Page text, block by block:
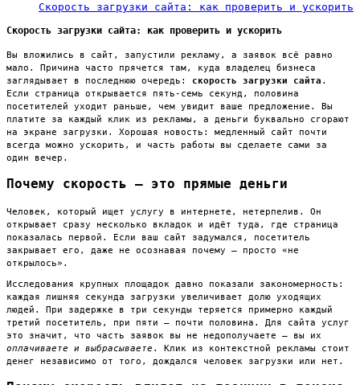
Скорость загрузки сайта: как проверить и ускорить
Скорость загрузки сайта: как проверить и ускорить
Вы вложились в сайт, запустили рекламу, а заявок всё равно
мало. Причина часто прячется там, куда владелец бизнеса
заглядывает в последнюю очередь: скорость загрузки сайта .
Если страница открывается пять-семь секунд, половина
посетителей уходит раньше, чем увидит ваше предложение. Вы
платите за каждый клик из рекламы, а деньги буквально сгорают
на экране загрузки. Хорошая новость: медленный сайт почти
всегда можно ускорить, и часть работы вы сделаете сами за
один вечер.
Почему скорость — это прямые деньги
Человек, который ищет услугу в интернете, нетерпелив. Он
открывает сразу несколько вкладок и идёт туда, где страница
показалась первой. Если ваш сайт задумался, посетитель
закрывает его, даже не осознавая почему — просто «не
открылось».
Исследования крупных площадок давно показали закономерность:
каждая лишняя секунда загрузки увеличивает долю уходящих
людей. При задержке в три секунды теряется примерно каждый
третий посетитель, при пяти — почти половина. Для сайта услуг
это значит, что часть заявок вы не недополучаете — вы их
оплачиваете и выбрасываете . Клик из контекстной рекламы стоит
денег независимо от того, дождался человек загрузки или нет.